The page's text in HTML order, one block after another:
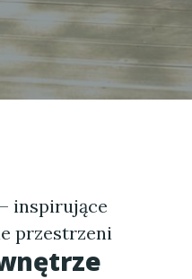
inspirujące
przestrzeni